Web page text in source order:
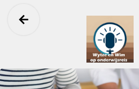
Ga terug
Pictio Onderwijspodcast